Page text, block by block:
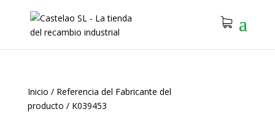
Inicio / Referencia del Fabricante del
producto / K039453